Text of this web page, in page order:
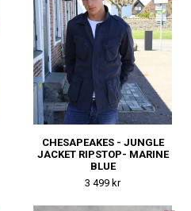
CHESAPEAKES - JUNGLE
JACKET RIPSTOP- MARINE
BLUE
3 499 kr